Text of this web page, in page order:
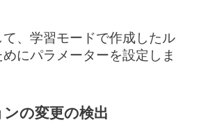
、学習モードで作成したル
にパラメーターを設定しま
の変更の検出